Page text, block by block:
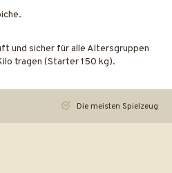
und sicher für alle Altersgruppen
tragen (Starter 150 kg).
Die meisten Spielzeuge